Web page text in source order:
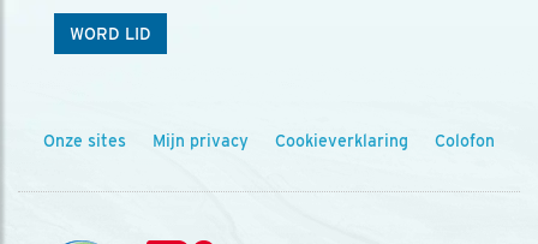
WORD LID
Onze sites Mijn privacy Cookieverklaring Colofon